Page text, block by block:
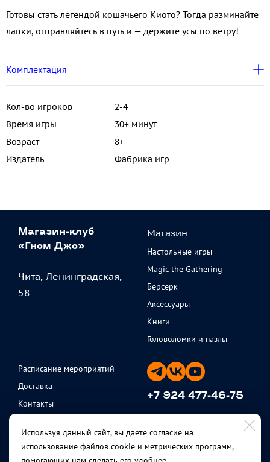
Готовы стать легендой кошачьего Киото? Тогда разминайте
лапки, отправляйтесь в путь и — держите усы по ветру!
Комплектация
Кол-во игроков
2-4
Время игры
30+ минут
Возраст
8+
Издатель
Фабрика игр
Магазин-клуб
«Гном Джо»
Чита, Ленинградская,
58
Магазин
Настольные игры
Magic the Gathering
Берсерк
Аксессуары
Книги
Головоломки и пазлы
Расписание мероприятий
Доставка
Контакты
Политика
конфиденциальности
+7 924 477-46-75
ежедневно с 11 до 20
Используя данный сайт, вы даете согласие на
использование файлов cookie и метрических программ,